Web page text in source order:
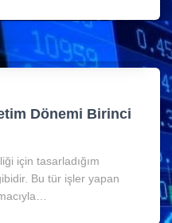
Dönemi Birinci
için tasarladığım
Bu tür işler yapan